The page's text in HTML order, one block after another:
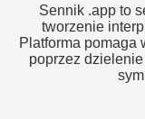
Sennik .app to
tworzenie
Platforma pomaga
poprzez